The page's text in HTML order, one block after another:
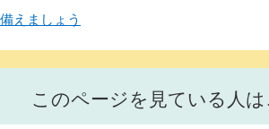
えましょう
このページを見ている人